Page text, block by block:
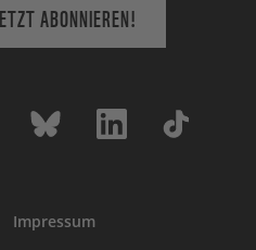
ABONNIEREN!
Impressum